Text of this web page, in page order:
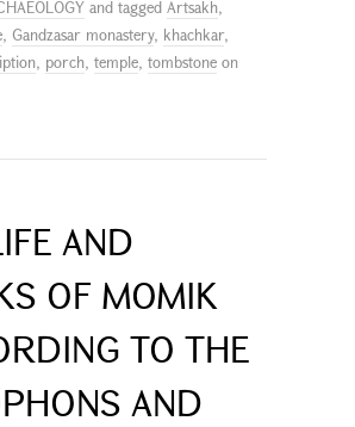
and tagged Artsakh,
, Gandzasar monastery, khachkar,
, porch, temple, tombstone on
AND
OF MOMIK
TO THE
AND